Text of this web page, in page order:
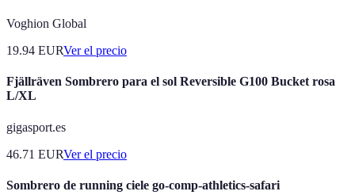
Voghion Global
19.94 EURVer el precio
Fjällräven Sombrero para el sol Reversible G100 Bucket rosa
L/XL
gigasport.es
46.71 EURVer el precio
Sombrero de running ciele go-comp-athletics-safari